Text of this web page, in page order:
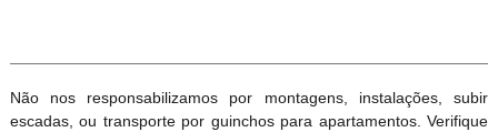
Não nos responsabilizamos por montagens, instalações, subir
escadas, ou transporte por guinchos para apartamentos. Verifique